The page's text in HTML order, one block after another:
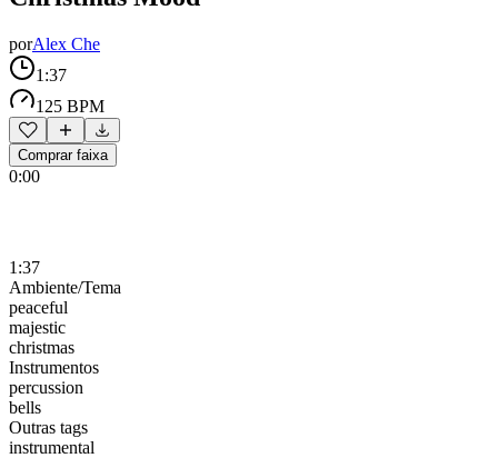
porAlex Che
1:37
125 BPM
Comprar faixa
0:00
1:37
Ambiente/Tema
peaceful
majestic
christmas
Instrumentos
percussion
bells
Outras tags
instrumental